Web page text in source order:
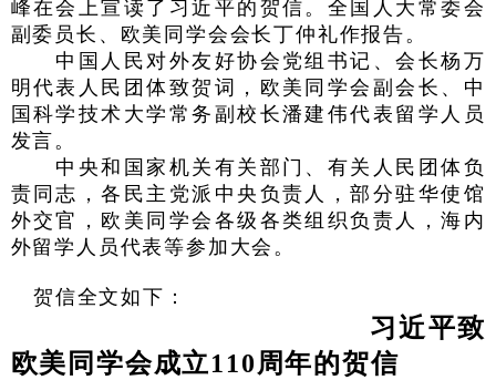
峰在会上宣读了习近平的贺信。全国人大常委会
副委员长、欧美同学会会长丁仲礼作报告。
中国人民对外友好协会党组书记、会长杨万
明代表人民团体致贺词，欧美同学会副会长、中
国科学技术大学常务副校长潘建伟代表留学人员
发言。
中央和国家机关有关部门、有关人民团体负
责同志，各民主党派中央负责人，部分驻华使馆
外交官，欧美同学会各级各类组织负责人，海内
外留学人员代表等参加大会。
贺信全文如下：
习近平致
欧美同学会成立110周年的贺信